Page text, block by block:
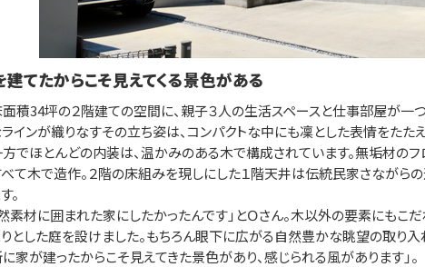
建てたからこそ見えてくる景色がある
積34坪の２階建ての空間に、親子３人の生活スペースと仕事部屋が一つ
インが織りなすその立ち姿は、コンパクトな中にも凜とした表情をたたえ
でほとんどの内装は、温かみのある木で構成されています。無垢材の
て木で造作。２階の床組みを現しにした１階天井は伝統民家さなが
。
素材に囲まれた家にしたかったんです」とＯさん。木以外の要素にも
とした庭を設けました。もちろん眼下に広がる自然豊かな眺望の取り
家が建ったからこそ見えてきた景色があり、感じられる風があります」。